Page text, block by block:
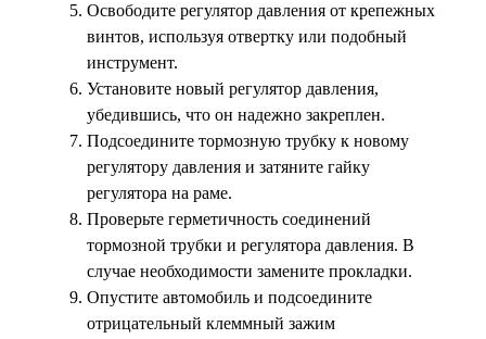
Освободите регулятор давления от крепежных
винтов, используя отвертку или подобный
инструмент.
Установите новый регулятор давления,
убедившись, что он надежно закреплен.
Подсоедините тормозную трубку к новому
регулятору давления и затяните гайку
регулятора на раме.
Проверьте герметичность соединений
тормозной трубки и регулятора давления. В
случае необходимости замените прокладки.
Опустите автомобиль и подсоедините
отрицательный клеммный зажим